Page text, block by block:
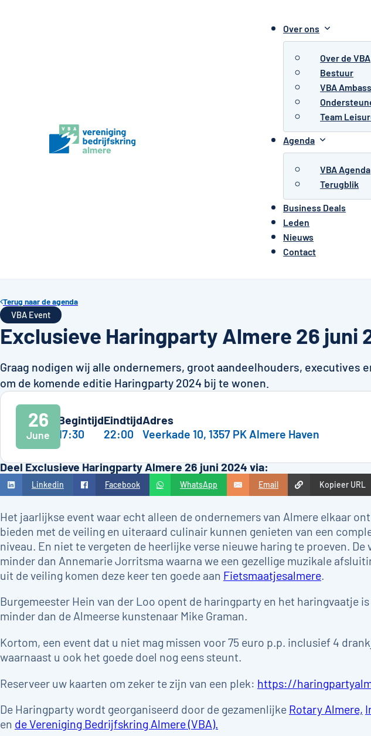
Over ons
Over de VBA
Bestuur
VBA
Team
Agenda
VBA Agenda
Terugblik
Business Deals
Leden
Nieuws
Contact
Terug naar de agenda
VBA Event
Exclusieve Haringparty Almere 26 juni
Graag nodigen wij alle ondernemers, groot aandeelhouders, executives
om de komende editie Haringparty 2024 bij te wonen.
26
June
Begintijd
17:30
Eindtijd
22:00
Adres
Veerkade 10, 1357 PK Almere Haven
Deel Exclusieve Haringparty Almere 26 juni 2024 via:
Linkedin Facebook WhatsApp Email Kopieer URL
Het jaarlijkse event waar echt alleen de ondernemers van Almere elkaar
bieden met de veiling en uiteraard culinair kunnen genieten van een
niveau. En niet te vergeten de heerlijke verse nieuwe haring te proeven.
minder dan Annemarie Jorritsma waarna we een gezellige muzikale
uit de veiling komen deze keer ten goede aan Fietsmaatjesalmere
Burgemeester Hein van der Loo opent de haringparty en het haringvaatje
minder dan de Almeerse kunstenaar Mike Graman.
Kortom, een event dat u niet mag missen voor 75 euro p.p. inclusief 4
waarnaast u ook het goede doel nog eens steunt.
Reserveer uw kaarten om zeker te zijn van een plek: https://
De Haringparty wordt georganiseerd door de gezamenlijke Rotary Almere,
en de Vereniging Bedrijfskring Almere (VBA).